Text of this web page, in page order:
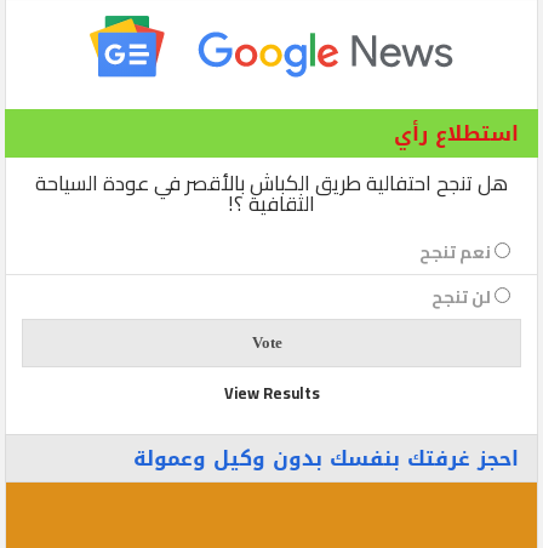
استطلاع رأي
هل تنجح احتفالية طريق الكباش بالأقصر في عودة السياحة
الثقافية ؟!
نعم تنجح
لن تنجح
View Results
احجز غرفتك بنفسك بدون وكيل وعمولة